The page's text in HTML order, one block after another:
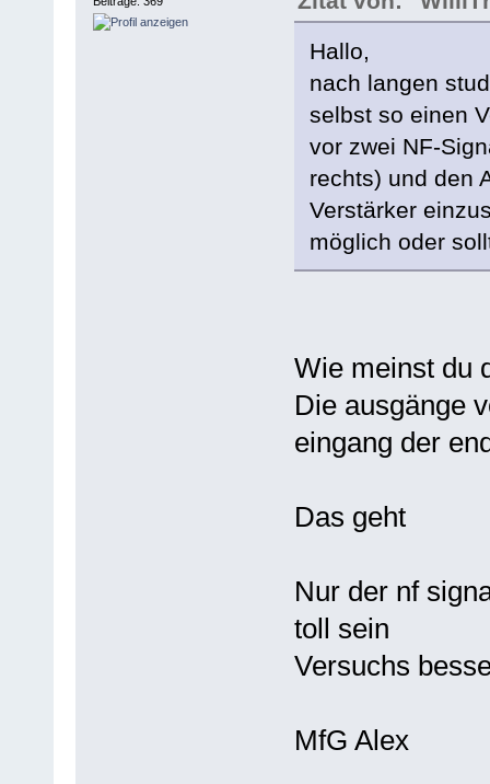
Hallo,
nach langen
selbst so einen
vor zwei NF-
rechts) und den
Verstärker
möglich oder
Wie meinst du
Die ausgänge
eingang der
Das geht
Nur der nf
toll sein
Versuchs
MfG Alex